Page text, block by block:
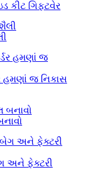
કીટ ગિફ્ટવેર
હમણાં જ નિકાસ
અને ફેક્ટરી